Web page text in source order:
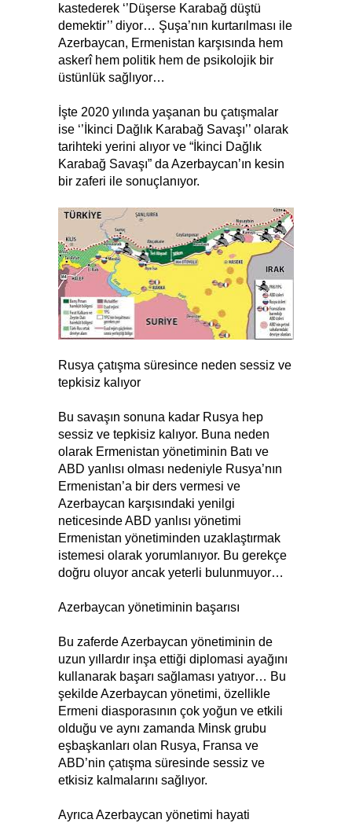
kastederek ‘’Düşerse Karabağ düştü
demektir’’ diyor… Şuşa’nın kurtarılması ile
Azerbaycan, Ermenistan karşısında hem
askerî hem politik hem de psikolojik bir
üstünlük sağlıyor…
İşte 2020 yılında yaşanan bu çatışmalar
ise ‘’İkinci Dağlık Karabağ Savaşı’’ olarak
tarihteki yerini alıyor ve “İkinci Dağlık
Karabağ Savaşı” da Azerbaycan’ın kesin
bir zaferi ile sonuçlanıyor.
Rusya çatışma süresince neden sessiz ve
tepkisiz kalıyor
Bu savaşın sonuna kadar Rusya hep
sessiz ve tepkisiz kalıyor. Buna neden
olarak Ermenistan yönetiminin Batı ve
ABD yanlısı olması nedeniyle Rusya’nın
Ermenistan’a bir ders vermesi ve
Azerbaycan karşısındaki yenilgi
neticesinde ABD yanlısı yönetimi
Ermenistan yönetiminden uzaklaştırmak
istemesi olarak yorumlanıyor. Bu gerekçe
doğru oluyor ancak yeterli bulunmuyor…
Azerbaycan yönetiminin başarısı
Bu zaferde Azerbaycan yönetiminin de
uzun yıllardır inşa ettiği diplomasi ayağını
kullanarak başarı sağlaması yatıyor… Bu
şekilde Azerbaycan yönetimi, özellikle
Ermeni diasporasının çok yoğun ve etkili
olduğu ve aynı zamanda Minsk grubu
eşbaşkanları olan Rusya, Fransa ve
ABD’nin çatışma süresinde sessiz ve
etkisiz kalmalarını sağlıyor.
Ayrıca Azerbaycan yönetimi hayati